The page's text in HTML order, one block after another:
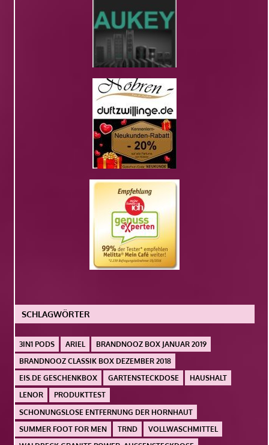
SCHLAGWÖRTER
3IN1 PODS ARIEL
BRANDNOOZ BOX JANUAR 2019
BRANDNOOZ CLASSIK BOX DEZEMBER 2018
EIS.DE GESCHENKBOX
GARTENSTECKDOSE
HAUSHALT
LENOR
PRODUKTTEST
SCHONUNGSLOSE ENTFERNUNG DER HORNHAUT
SUMMER FOOT FOR MEN
TRND
VOLLWASCHMITTEL